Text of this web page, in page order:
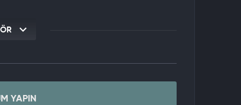
ve Milli Parklar (DKMP) Genel
altına alınan türler listesine en üst
ya da zarar verilmesi durumunda 45
para cezası öngörülüyor.
YAPIN